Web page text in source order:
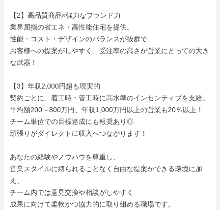
【2】高品質商品×強力なブランド力
業界屈指の省エネ・高性能住宅を提供。
性能・コスト・デザインのバランスが抜群で、
お客様への提案がしやすく、受注率の高さが営業にとっての大き
な武器！
【3】年収2,000円超も現実的
契約ごとに、着工時・管工時に高水準のインセンティブを支給。
平均額200～800万円、年収1,000万円以上の営業も20％以上！
チーム単位での目標達成にも報奨あり◎
頑張りがダイレクトに収入へつながります！
あなたの経験やノウハウを尊重し、
営業スタイルに縛られることなく自由な提案ができる環境に加
え、
チーム内では意見交換や相談がしやすく
成果に向けて柔軟かつ協力的に取り組める職場です。